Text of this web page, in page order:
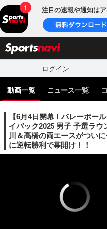
注目の速報や通知は
ログイン
動画一覧 ニュース一覧
【6月4日開幕！バレーボー
イバック2025 男子 予選ラ
川＆髙橋の両エースがつい
に逆転勝利で幕開け！！